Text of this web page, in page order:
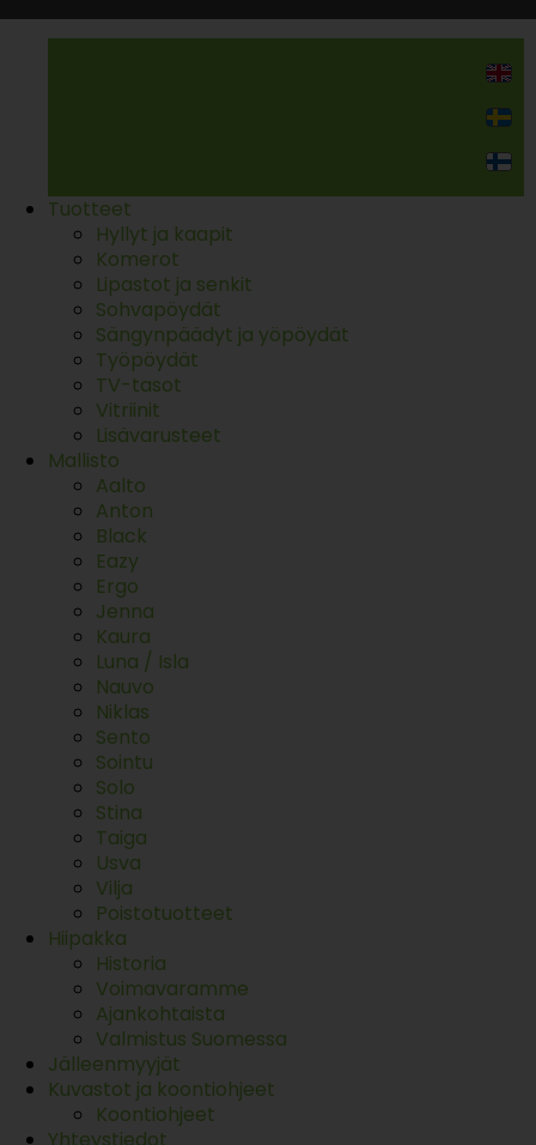
Tuotteet
Hyllyt ja kaapit
Komerot
Lipastot ja senkit
Sohvapöydät
Sängynpäädyt ja yöpöydät
Työpöydät
TV-tasot
Vitriinit
Lisävarusteet
Mallisto
Aalto
Anton
Black
Eazy
Ergo
Jenna
Kaura
Luna / Isla
Nauvo
Niklas
Sento
Sointu
Solo
Stina
Taiga
Usva
Vilja
Poistotuotteet
Hiipakka
Historia
Voimavaramme
Ajankohtaista
Valmistus Suomessa
Jälleenmyyjät
Kuvastot ja koontiohjeet
Koontiohjeet
Yhteystiedot